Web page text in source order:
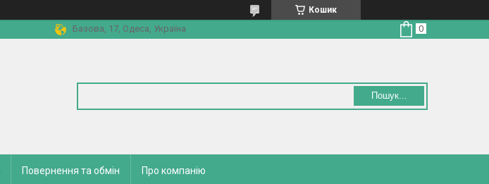
Кошик
Базова, 17, Одеса, Україна
Пошук...
Повернення та обмін Про компанію